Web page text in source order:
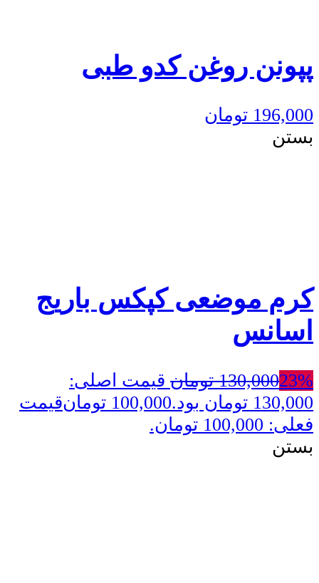
پپونن روغن کدو طبی
196,000 تومان
بستن
کرم موضعی کپکس باریج
اسانس
23%
130,000 تومان قیمت اصلی:
130,000 تومان بود.
100,000 تومانقیمت
فعلی: 100,000 تومان.
بستن